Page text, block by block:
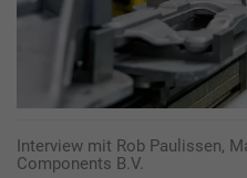
Interview mit Rob Paulissen,
Components B.V.